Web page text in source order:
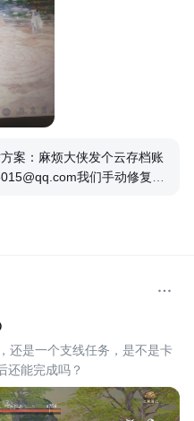
案：麻烦大侠发个云存档账
我们手动修复存
还是一个支线任务，是不是卡
还能完成吗？